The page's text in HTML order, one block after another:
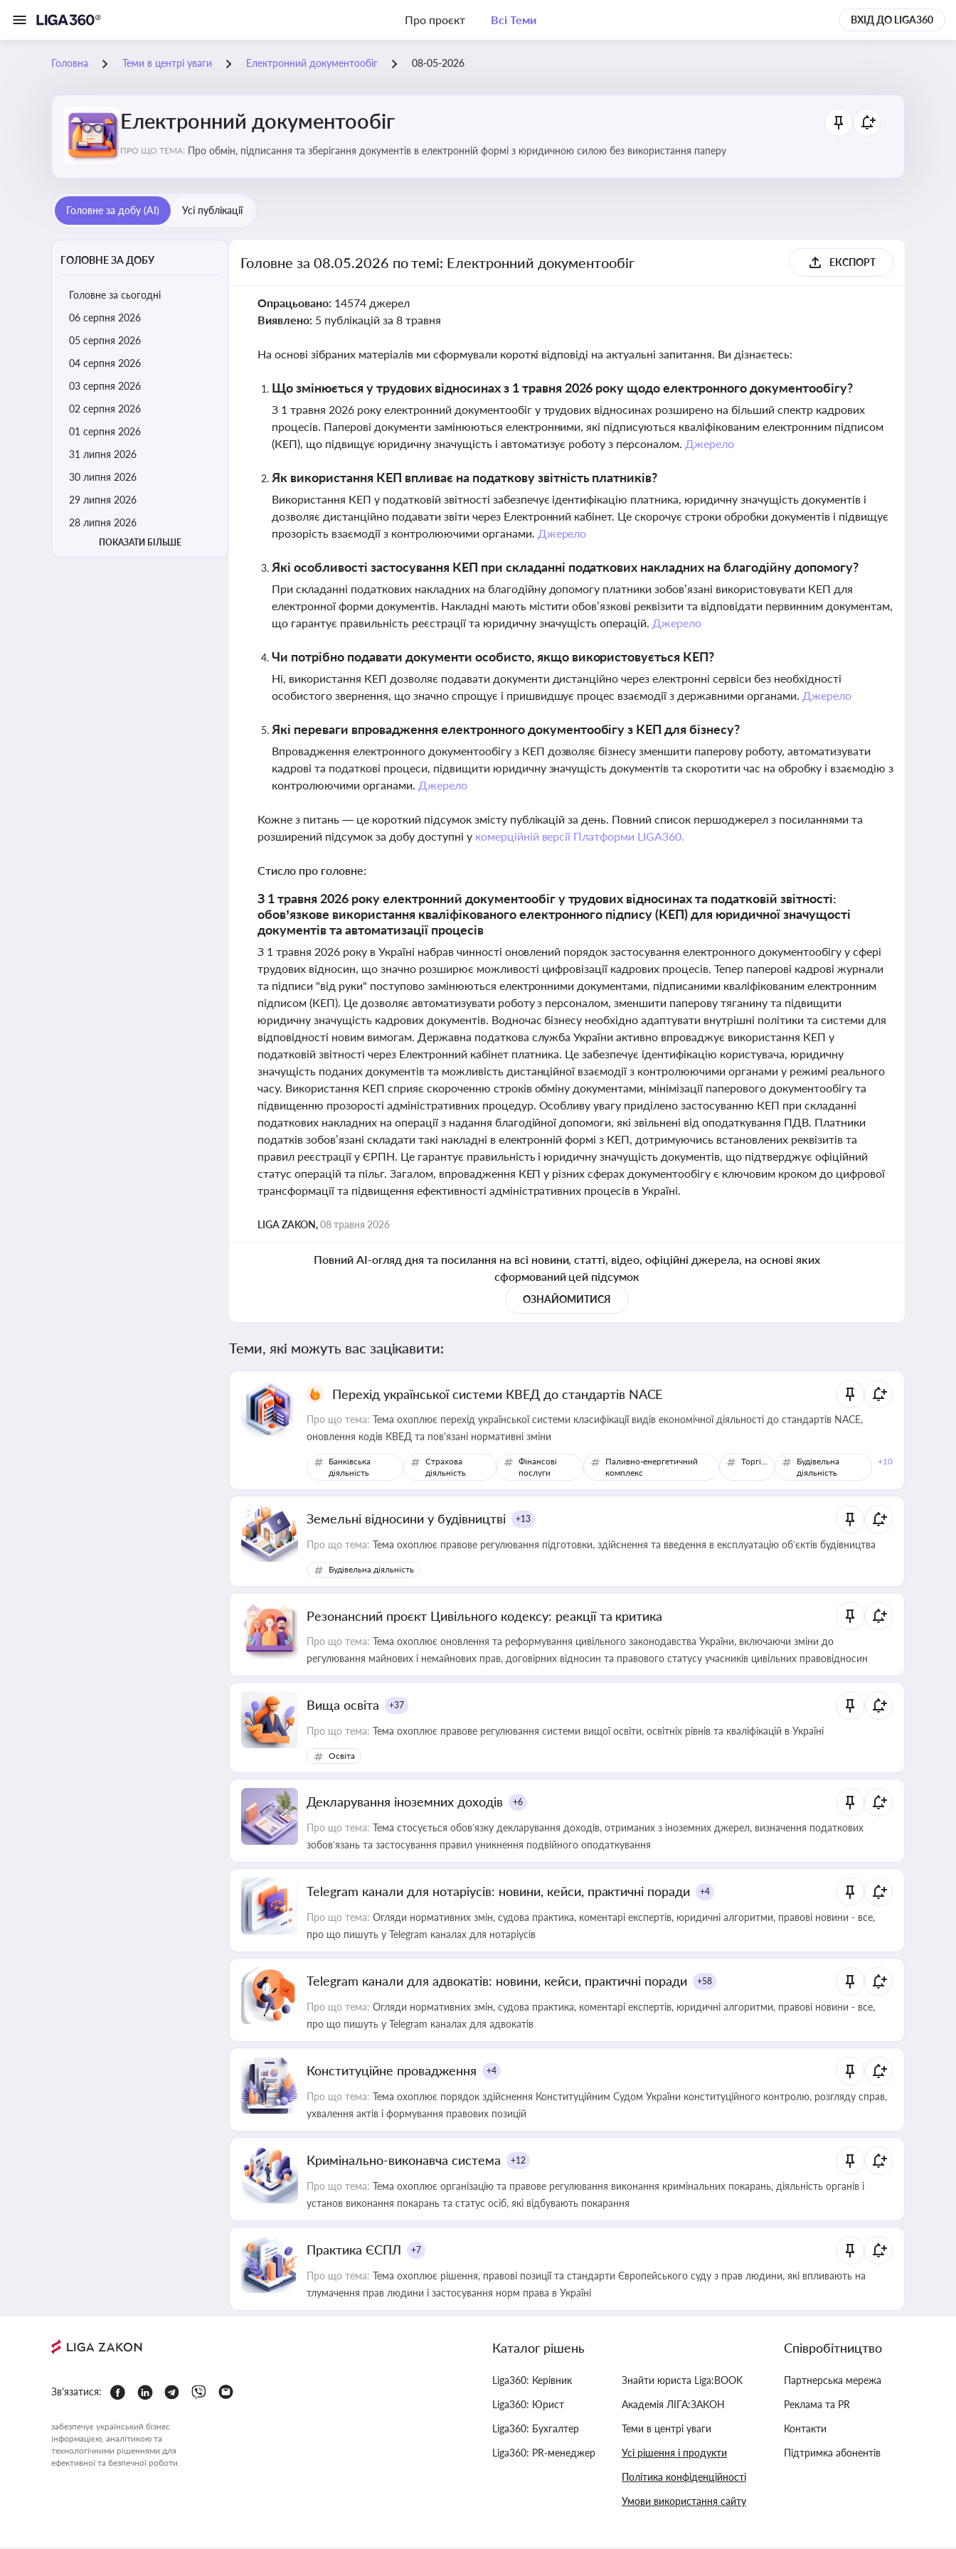
Про проєкт Всі Теми ВХІД ДО LIGA360
Головна Теми в центрі уваги Електронний документообіг 08-05-2026
Електронний документообіг
ПРО ЩО ТЕМА: Про обмін, підписання та зберігання документів в електронній формі з юридичною силою без використання паперу
Головне за добу (AI) Усі публікації
ГОЛОВНЕ ЗА ДОБУ
Головне за сьогодні
06 серпня 2026
05 серпня 2026
04 серпня 2026
03 серпня 2026
02 серпня 2026
01 серпня 2026
31 липня 2026
30 липня 2026
29 липня 2026
28 липня 2026
ПОКАЗАТИ БІЛЬШЕ
Головне за 08.05.2026 по темі: Електронний документообіг ЕКСПОРТ
Опрацьовано: 14574 джерел
Виявлено: 5 публікацій за 8 травня
На основі зібраних матеріалів ми сформували короткі відповіді на актуальні запитання. Ви дізнаєтесь:
Що змінюється у трудових відносинах з 1 травня 2026 року щодо електронного документообігу?
З 1 травня 2026 року електронний документообіг у трудових відносинах розширено на більший спектр кадрових
процесів. Паперові документи замінюються електронними, які підписуються кваліфікованим електронним підписом
(КЕП), що підвищує юридичну значущість і автоматизує роботу з персоналом. Джерело
Як використання КЕП впливає на податкову звітність платників?
Використання КЕП у податковій звітності забезпечує ідентифікацію платника, юридичну значущість документів і
дозволяє дистанційно подавати звіти через Електронний кабінет. Це скорочує строки обробки документів і підвищує
прозорість взаємодії з контролюючими органами. Джерело
Які особливості застосування КЕП при складанні податкових накладних на благодійну допомогу?
При складанні податкових накладних на благодійну допомогу платники зобов’язані використовувати КЕП для
електронної форми документів. Накладні мають містити обов’язкові реквізити та відповідати первинним документам,
що гарантує правильність реєстрації та юридичну значущість операцій. Джерело
Чи потрібно подавати документи особисто, якщо використовується КЕП?
Ні, використання КЕП дозволяє подавати документи дистанційно через електронні сервіси без необхідності
особистого звернення, що значно спрощує і пришвидшує процес взаємодії з державними органами. Джерело
Які переваги впровадження електронного документообігу з КЕП для бізнесу?
Впровадження електронного документообігу з КЕП дозволяє бізнесу зменшити паперову роботу, автоматизувати
кадрові та податкові процеси, підвищити юридичну значущість документів та скоротити час на обробку і взаємодію з
контролюючими органами. Джерело
Кожне з питань — це короткий підсумок змісту публікацій за день. Повний список першоджерел з посиланнями та
розширений підсумок за добу доступні у комерційній версії Платформи LIGA360.
Стисло про головне:
З 1 травня 2026 року електронний документообіг у трудових відносинах та податковій звітності:
обов’язкове використання кваліфікованого електронного підпису (КЕП) для юридичної значущості
документів та автоматизації процесів
З 1 травня 2026 року в Україні набрав чинності оновлений порядок застосування електронного документообігу у сфері
трудових відносин, що значно розширює можливості цифровізації кадрових процесів. Тепер паперові кадрові журнали
та підписи "від руки" поступово замінюються електронними документами, підписаними кваліфікованим електронним
підписом (КЕП). Це дозволяє автоматизувати роботу з персоналом, зменшити паперову тяганину та підвищити
юридичну значущість кадрових документів. Водночас бізнесу необхідно адаптувати внутрішні політики та системи для
відповідності новим вимогам. Державна податкова служба України активно впроваджує використання КЕП у
податковій звітності через Електронний кабінет платника. Це забезпечує ідентифікацію користувача, юридичну
значущість поданих документів та можливість дистанційної взаємодії з контролюючими органами у режимі реального
часу. Використання КЕП сприяє скороченню строків обміну документами, мінімізації паперового документообігу та
підвищенню прозорості адміністративних процедур. Особливу увагу приділено застосуванню КЕП при складанні
податкових накладних на операції з надання благодійної допомоги, які звільнені від оподаткування ПДВ. Платники
податків зобов’язані складати такі накладні в електронній формі з КЕП, дотримуючись встановлених реквізитів та
правил реєстрації у ЄРПН. Це гарантує правильність і юридичну значущість документів, що підтверджує офіційний
статус операцій та пільг. Загалом, впровадження КЕП у різних сферах документообігу є ключовим кроком до цифрової
трансформації та підвищення ефективності адміністративних процесів в Україні.
LIGA ZAKON,08 травня 2026
Повний AI-огляд дня та посилання на всі новини, статті, відео, офіційні джерела, на основі яких
сформований цей підсумок
ОЗНАЙОМИТИСЯ
Теми, які можуть вас зацікавити:
Перехід української системи КВЕД до стандартів NACE
Про що тема: Тема охоплює перехід української системи класифікації видів економічної діяльності до стандартів NACE,
оновлення кодів КВЕД та пов'язані нормативні зміни
Банківська
діяльність
Страхова
діяльність
Фінансові
послуги
Паливно-енергетичний
комплекс
Торгівля
Будівельна
діяльність
+10
Земельні відносини у будівництві +13
Про що тема: Тема охоплює правове регулювання підготовки, здійснення та введення в експлуатацію об’єктів будівництва
Будівельна діяльність
Резонансний проєкт Цивільного кодексу: реакції та критика
Про що тема: Тема охоплює оновлення та реформування цивільного законодавства України, включаючи зміни до
регулювання майнових і немайнових прав, договірних відносин та правового статусу учасників цивільних правовідносин
Вища освіта +37
Про що тема: Тема охоплює правове регулювання системи вищої освіти, освітніх рівнів та кваліфікацій в Україні
Освіта
Декларування іноземних доходів +6
Про що тема: Тема стосується обов’язку декларування доходів, отриманих з іноземних джерел, визначення податкових
зобов’язань та застосування правил уникнення подвійного оподаткування
Telegram канали для нотаріусів: новини, кейси, практичні поради +4
Про що тема: Огляди нормативних змін, судова практика, коментарі експертів, юридичні алгоритми, правові новини - все,
про що пишуть у Telegram каналах для нотаріусів
Telegram канали для адвокатів: новини, кейси, практичні поради +58
Про що тема: Огляди нормативних змін, судова практика, коментарі експертів, юридичні алгоритми, правові новини - все,
про що пишуть у Telegram каналах для адвокатів
Конституційне провадження +4
Про що тема: Тема охоплює порядок здійснення Конституційним Судом України конституційного контролю, розгляду справ,
ухвалення актів і формування правових позицій
Кримінально-виконавча система +12
Про що тема: Тема охоплює організацію та правове регулювання виконання кримінальних покарань, діяльність органів і
установ виконання покарань та статус осіб, які відбувають покарання
Практика ЄСПЛ +7
Про що тема: Тема охоплює рішення, правові позиції та стандарти Європейського суду з прав людини, які впливають на
тлумачення прав людини і застосування норм права в Україні
Зв'язатися:
забезпечує український бізнес
інформацією, аналітикою та
технологічними рішеннями для
ефективної та безпечної роботи.
Каталог рішень
Liga360: Керівник
Liga360: Юрист
Liga360: Бухгалтер
Liga360: PR-менеджер
Знайти юриста Liga:BOOK
Академія ЛІГА:ЗАКОН
Теми в центрі уваги
Усі рішення і продукти
Політика конфіденційності
Умови використання сайту
Співробітництво
Партнерська мережа
Реклама та PR
Контакти
Підтримка абонентів